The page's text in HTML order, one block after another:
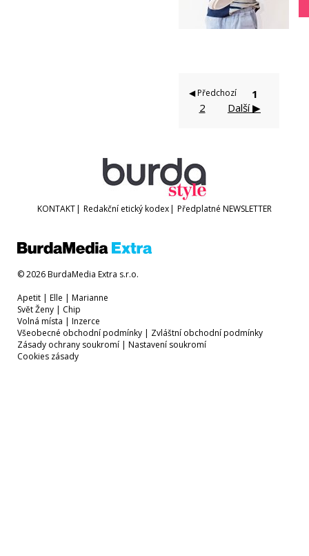
◀ Předchozí
1
2
Další ▶
KONTAKT| Redakční etický kodex| Předplatné NEWSLETTER
© 2026 BurdaMedia Extra s.r.o.
Apetit | Elle | Marianne
Svět Ženy | Chip
Volná místa | Inzerce
Všeobecné obchodní podmínky | Zvláštní obchodní podmínky
Zásady ochrany soukromí | Nastavení soukromí
Cookies zásady